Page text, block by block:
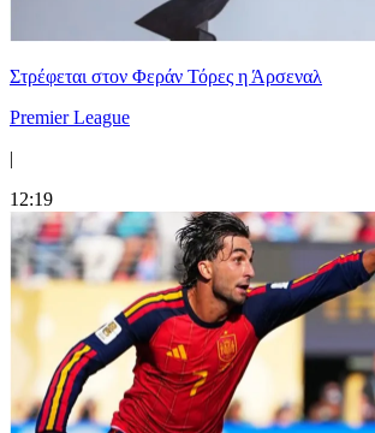
Στρέφεται στον Φεράν Τόρες η Άρσεναλ
Premier League
|
12:19